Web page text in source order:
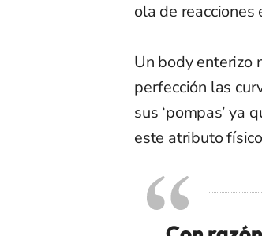
ola de reacciones
Un body enterizo
perfección las
sus ‘pompas’ ya
este atributo